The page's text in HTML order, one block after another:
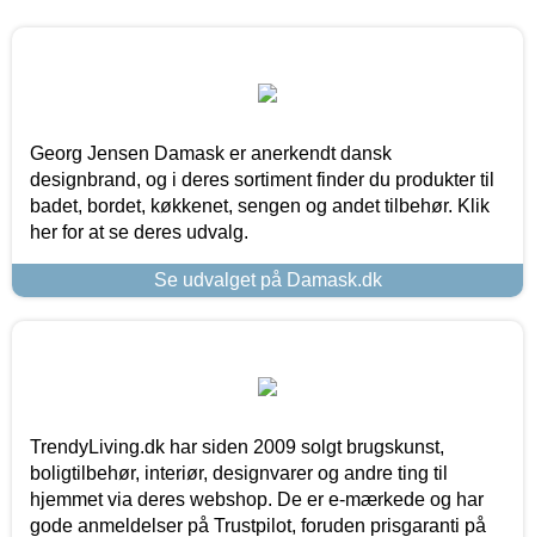
Georg Jensen Damask er anerkendt dansk
designbrand, og i deres sortiment finder du produkter til
badet, bordet, køkkenet, sengen og andet tilbehør. Klik
her for at se deres udvalg.
Se udvalget på Damask.dk
TrendyLiving.dk har siden 2009 solgt brugskunst,
boligtilbehør, interiør, designvarer og andre ting til
hjemmet via deres webshop. De er e-mærkede og har
gode anmeldelser på Trustpilot, foruden prisgaranti på